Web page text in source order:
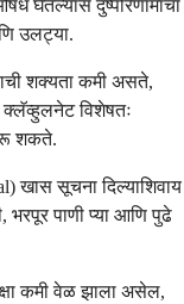
घेतल्यास दुष्परिणामांचा
उलट्या.
शक्यता कमी असते,
विशेषतः
शकते.
खास सूचना दिल्याशिवाय
पाणी प्या आणि पुढे
कमी वेळ झाला असेल,